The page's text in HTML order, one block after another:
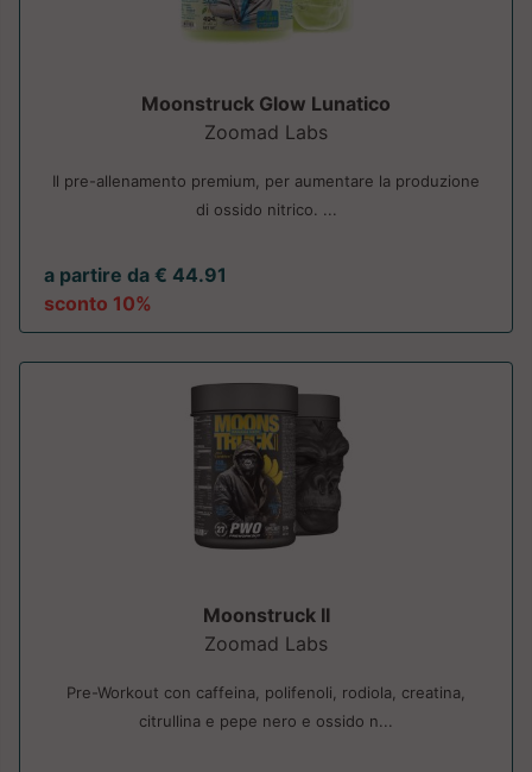
Moonstruck Glow Lunatico
Zoomad Labs
Il pre-allenamento premium, per aumentare la produzione
di ossido nitrico. ...
a partire da € 44.91
sconto 10%
Moonstruck II
Zoomad Labs
Pre-Workout con caffeina, polifenoli, rodiola, creatina,
citrullina e pepe nero e ossido n...